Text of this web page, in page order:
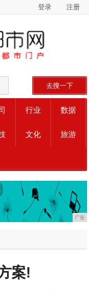
登录 注册
去搜一下
行业 数据
文化 旅游
广告
案!